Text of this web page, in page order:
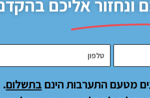
ונחזור אליכם
בשבילכםתמיד
מטעם התערבות הינם בתשלום.